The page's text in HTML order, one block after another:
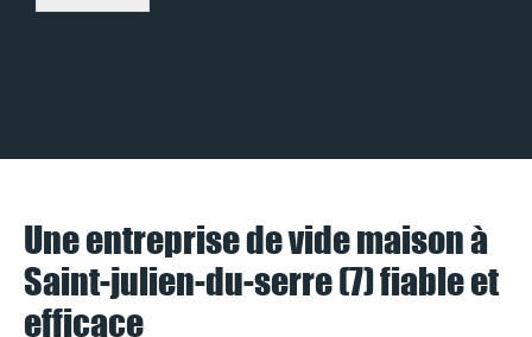
Une entreprise de vide maison à
Saint-julien-du-serre (7) fiable et
efficace